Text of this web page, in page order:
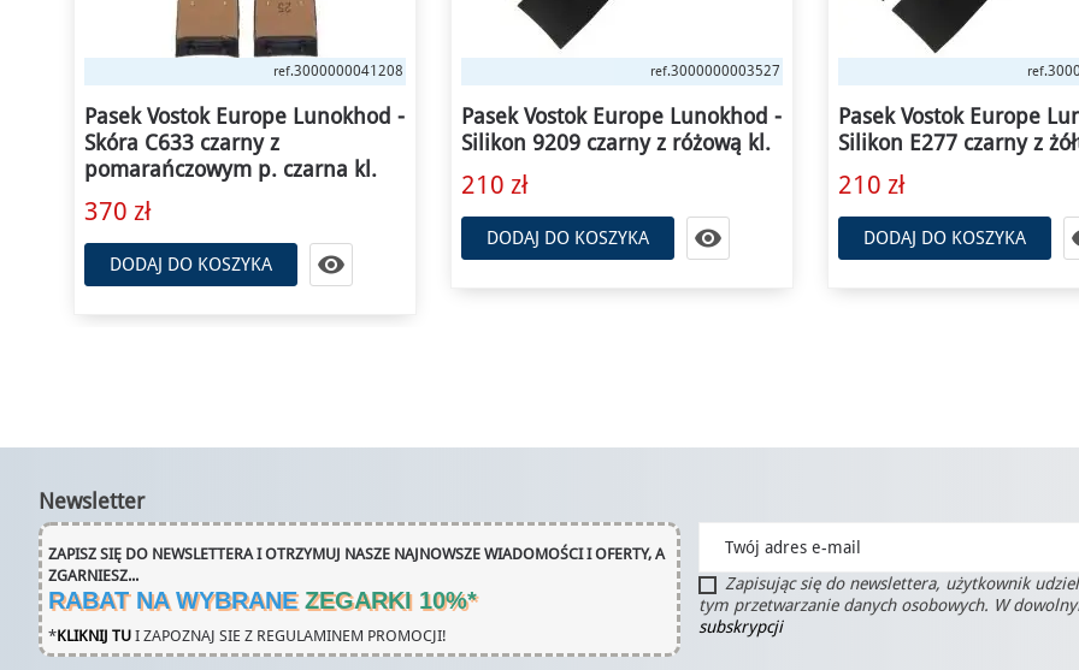
ref.3000000003527
Pasek Vostok Europe Lunokhod -
Silikon 9209 czarny z różową kl.
210 zł
DODAJ DO KOSZYKA 
ref.3000000003534
Pasek Vostok Europe Lunokhod -
Silikon E277 czarny z żółtą kl.
210 zł
DODAJ DO KOSZYKA 
ref.
Pasek Vostok Europe
Skóra E631 niebieski
różową kl.
370 zł
DODAJ DO KOSZYKA
Newsletter
ZAPISZ SIĘ DO NEWSLETTERA I OTRZYMUJ NASZE NAJNOWSZE WIADOMOŚCI I OFERTY, A
ZGARNIESZ...
RABAT NA WYBRANE ZEGARKI 10%*
*KLIKNIJ TU I ZAPOZNAJ SIE Z REGULAMINEM PROMOCJI!
Zapisując się do newslettera, użytkownik
tym przetwarzanie danych osobowych. W
subskrypcji